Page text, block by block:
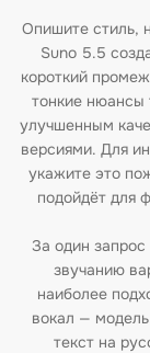
Опишите стиль,
Suno 5.5
короткий
тонкие нюансы
улучшенным
версиями. Для
укажите это
подойдёт для
За один
звучанию
наиболее
вокал —
текст на